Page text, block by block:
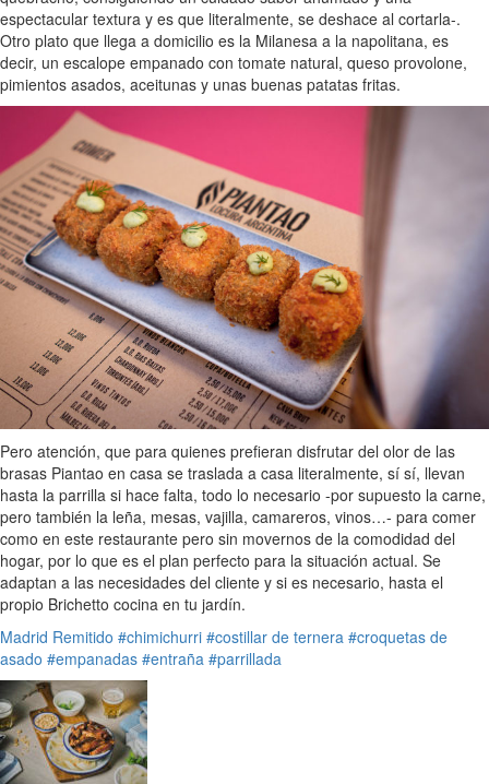
espectacular textura y es que literalmente, se deshace al cortarla-.
Otro plato que llega a domicilio es la Milanesa a la napolitana, es
decir, un escalope empanado con tomate natural, queso provolone,
pimientos asados, aceitunas y unas buenas patatas fritas.
Pero atención, que para quienes prefieran disfrutar del olor de las
brasas Piantao en casa se traslada a casa literalmente, sí sí, llevan
hasta la parrilla si hace falta, todo lo necesario -por supuesto la carne,
pero también la leña, mesas, vajilla, camareros, vinos…- para comer
como en este restaurante pero sin movernos de la comodidad del
hogar, por lo que es el plan perfecto para la situación actual. Se
adaptan a las necesidades del cliente y si es necesario, hasta el
propio Brichetto cocina en tu jardín.
Madrid Remitido #chimichurri #costillar de ternera #croquetas de
asado #empanadas #entraña #parrillada